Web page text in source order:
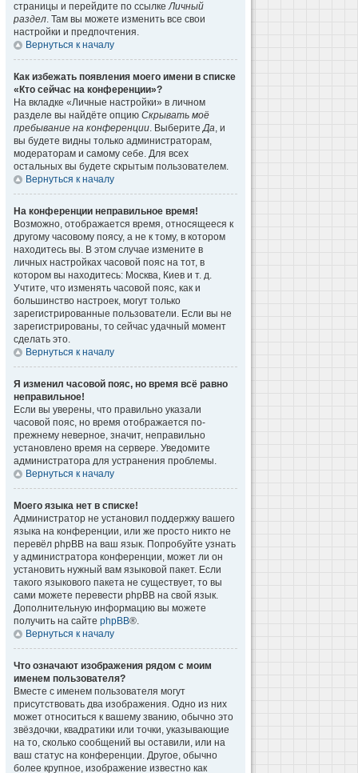
страницы и перейдите по ссылкеЛичный
раздел. Там вы можете изменить все свои
настройки и предпочтения.
Вернуться к началу
Как избежать появления моего имени в списке
«Кто сейчас на конференции»?
На вкладке «Личные настройки» в личном
разделе вы найдёте опцию Скрывать моё
пребывание на конференции. ВыберитеДа, и
вы будете видны только администраторам,
модераторам и самому себе. Для всех
остальных вы будете скрытым пользователем.
Вернуться к началу
На конференции неправильное время!
Возможно, отображается время, относящееся к
другому часовому поясу, а не к тому, в котором
находитесь вы. В этом случае измените в
личных настройках часовой пояс на тот, в
котором вы находитесь: Москва, Киев и т. д.
Учтите, что изменять часовой пояс, как и
большинство настроек, могут только
зарегистрированные пользователи. Если вы не
зарегистрированы, то сейчас удачный момент
сделать это.
Вернуться к началу
Я изменил часовой пояс, но время всё равно
неправильное!
Если вы уверены, что правильно указали
часовой пояс, но время отображается по-
прежнему неверное, значит, неправильно
установлено время на сервере. Уведомите
администратора для устранения проблемы.
Вернуться к началу
Моего языка нет в списке!
Администратор не установил поддержку вашего
языка на конференции, или же просто никто не
перевёл phpBB на ваш язык. Попробуйте узнать
у администратора конференции, может ли он
установить нужный вам языковой пакет. Если
такого языкового пакета не существует, то вы
сами можете перевести phpBB на свой язык.
Дополнительную информацию вы можете
получить на сайте phpBB®.
Вернуться к началу
Что означают изображения рядом с моим
именем пользователя?
Вместе с именем пользователя могут
присутствовать два изображения. Одно из них
может относиться к вашему званию, обычно это
звёздочки, квадратики или точки, указывающие
на то, сколько сообщений вы оставили, или на
ваш статус на конференции. Другое, обычно
более крупное, изображение известно как